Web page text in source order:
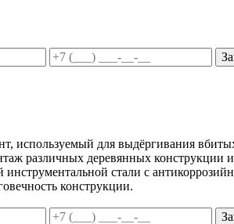
используемый для выдёргивания
различных деревянных конструкции
стали с
конструкции.